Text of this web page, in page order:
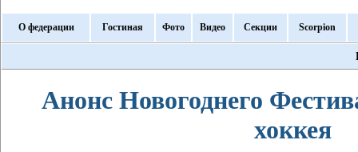
О федерации Гостиная Фото Видео Секции Scorpion
Анонс Новогоднего
хоккея